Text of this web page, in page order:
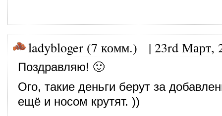
ladybloger (7 комм.) | 23rd Март,
Поздравляю! 🙂
Ого, такие деньги берут за
ещё и носом крутят. ))